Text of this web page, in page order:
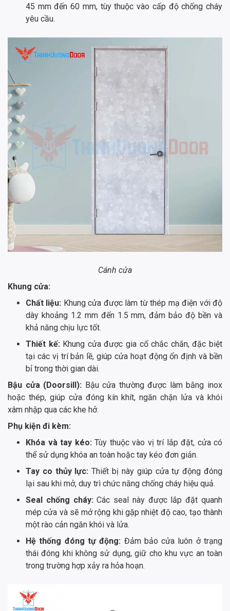
45 mm đến 60 mm, tùy thuộc vào cấp độ chống cháy
yêu cầu.
Cánh cửa
Khung cửa:
Chất liệu: Khung cửa được làm từ thép mạ điện với độ
dày khoảng 1.2 mm đến 1.5 mm, đảm bảo độ bền và
khả năng chịu lực tốt.
Thiết kế: Khung cửa được gia cố chắc chắn, đặc biệt
tại các vị trí bản lề, giúp cửa hoạt động ổn định và bền
bỉ trong thời gian dài.
Bậu cửa (Doorsill): Bậu cửa thường được làm bằng inox
hoặc thép, giúp cửa đóng kín khít, ngăn chặn lửa và khói
xâm nhập qua các khe hở.
Phụ kiện đi kèm:
Khóa và tay kéo: Tùy thuộc vào vị trí lắp đặt, cửa có
thể sử dụng khóa an toàn hoặc tay kéo đơn giản.
Tay co thủy lực:Thiết bị này giúp cửa tự động đóng
lại sau khi mở, duy trì chức năng chống cháy hiệu quả.
Seal chống cháy:Các seal này được lắp đặt quanh
mép cửa và sẽ mở rộng khi gặp nhiệt độ cao, tạo thành
một rào cản ngăn khói và lửa.
Hệ thống đóng tự động: Đảm bảo cửa luôn ở trạng
thái đóng khi không sử dụng, giữ cho khu vực an toàn
trong trường hợp xảy ra hỏa hoạn.